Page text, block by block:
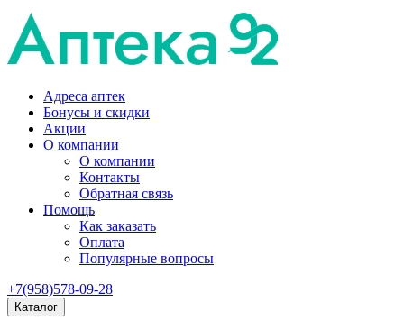
Адреса аптек
Бонусы и скидки
Акции
О компании
О компании
Контакты
Обратная связь
Помощь
Как заказать
Оплата
Популярные вопросы
+7(958)578-09-28
Каталог